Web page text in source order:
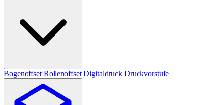
Bogenoffset Rollenoffset Digitaldruck Druckvorstufe